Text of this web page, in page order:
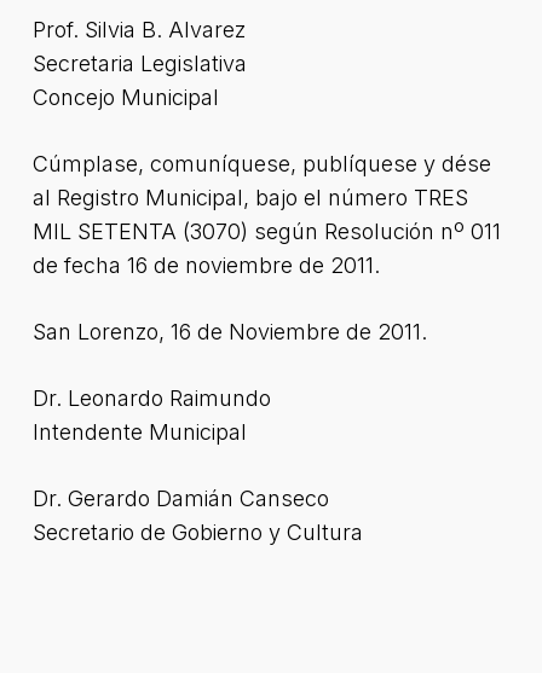
Prof. Silvia B. Alvarez
Secretaria Legislativa
Concejo Municipal
Cúmplase, comuníquese, publíquese y dése
al Registro Municipal, bajo el número TRES
MIL SETENTA (3070) según Resolución nº 011
de fecha 16 de noviembre de 2011.
San Lorenzo, 16 de Noviembre de 2011.
Dr. Leonardo Raimundo
Intendente Municipal
Dr. Gerardo Damián Canseco
Secretario de Gobierno y Cultura